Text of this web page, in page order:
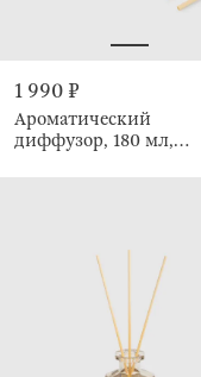
1 990 ₽
Ароматический
диффузор, 180 мл,